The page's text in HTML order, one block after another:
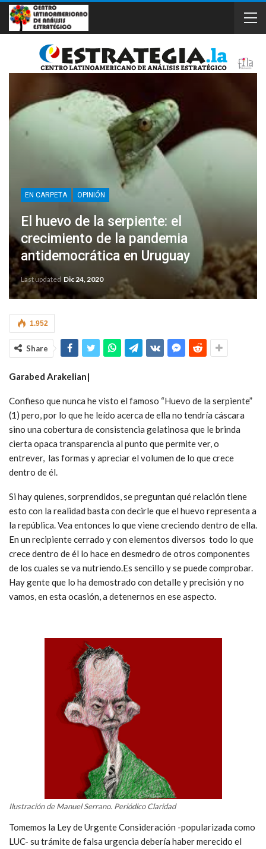
EN CARPETA OPINIÓN
El huevo de la serpiente: el
crecimiento de la pandemia
antidemocrática en Uruguay
Last updated Dic 24, 2020
1.952
Share
Garabed Arakelian|
Confieso que nunca he visto el famoso “Huevo de la serpiente”
(1) pero, por lo que he leído acerca de ella no tendría cáscara
sino una cobertura de consistencia gelatinosa que le brinda
cierta opaca transparencia al punto que permite ver, o
entrever, las formas y apreciar el volumen de lo que crece
dentro de él.
Si hay quienes, sorprendidos, se preguntan qué relación tiene
esto con la realidad basta con decirle que el huevo representa a
la república. Vea entonces lo que viene creciendo dentro de ella.
En un recipiente cerrado y con elementos diversos todo lo que
crece dentro de él lo hace en desmedro de otros componentes
de los cuales se va nutriendo.Es sencillo y se puede comprobar.
Hay gente que lo ha demostrado con detalle y precisión y no
vamos, en esta ocasión, a detenernos en ese aspecto.
Ilustración de Manuel Serrano. Periódico Claridad
Tomemos la Ley de Urgente Consideración -popularizada como
LUC- su trámite de falsa urgencia debería haber merecido el